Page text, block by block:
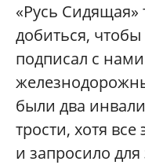
«Русь Сидящая»
добиться,
подписал с
были два
трости, хотя
и запросило